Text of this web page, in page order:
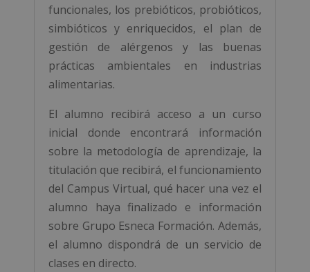
funcionales, los prebióticos, probióticos,
simbióticos y enriquecidos, el plan de
gestión de alérgenos y las buenas
prácticas ambientales en industrias
alimentarias.
El alumno recibirá acceso a un curso
inicial donde encontrará información
sobre la metodología de aprendizaje, la
titulación que recibirá, el funcionamiento
del Campus Virtual, qué hacer una vez el
alumno haya finalizado e información
sobre Grupo Esneca Formación. Además,
el alumno dispondrá de un servicio de
clases en directo.